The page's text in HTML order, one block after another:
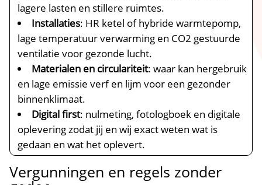
lagere lasten en stillere ruimtes.​
Installaties: HR ketel of hybride warmtepomp,
lage temperatuur verwarming en CO2 gestuurde
ventilatie voor gezonde lucht.​
Materialen en circulariteit: waar kan hergebruik
en lage emissie verf en lijm voor een gezonder
binnenklimaat.​
Digital first: nulmeting, fotologboek en digitale
oplevering zodat jij en wij exact weten wat is
gedaan en wat het oplevert.​
Vergunningen en regels zonder